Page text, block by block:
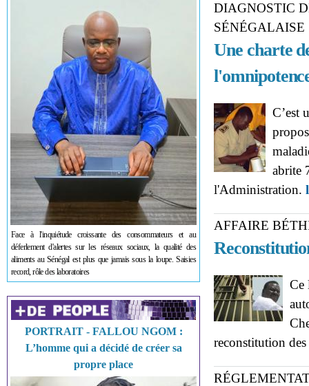
Face à l'inquiétude croissante des consommateurs et au
déferlement d'alertes sur les réseaux sociaux, la qualité des
aliments au Sénégal est plus que jamais sous la loupe. Saisies
record, rôle des laboratoires
PORTRAIT - FALLOU NGOM :
L’homme qui a décidé de créer sa
propre place
DIAGNOSTIC
SÉNÉGALAISE
Une charte
C’est
abrite
l'Administration.
AFFAIRE
Ce
reconstitution